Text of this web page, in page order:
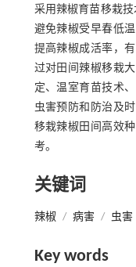
采用辣椒育苗移栽
避免辣椒受早春低
提高辣椒成活率，
过对田间辣椒移栽
定、温室育苗技术
虫害预防和防治及
移栽辣椒田间高效
考。
关键词
辣椒 / 病害 / 虫害
Key words